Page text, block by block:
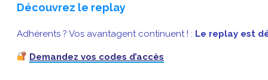
Découvrez le replay
Adhérents ? Vos avantagent continuent ! : Le replay est
Demandez vos codes d’accès